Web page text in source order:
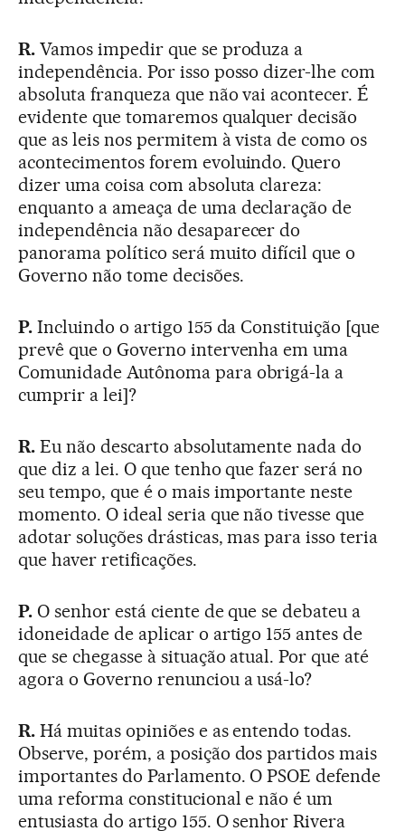
R.Vamos impedir que se produza a
independência. Por isso posso dizer-lhe com
absoluta franqueza que não vai acontecer. É
evidente que tomaremos qualquer decisão
que as leis nos permitem à vista de como os
acontecimentos forem evoluindo. Quero
dizer uma coisa com absoluta clareza:
enquanto a ameaça de uma declaração de
independência não desaparecer do
panorama político será muito difícil que o
Governo não tome decisões.
P.Incluindo o artigo 155 da Constituição [que
prevê que o Governo intervenha em uma
Comunidade Autônoma para obrigá-la a
cumprir a lei]?
R.Eu não descarto absolutamente nada do
que diz a lei. O que tenho que fazer será no
seu tempo, que é o mais importante neste
momento. O ideal seria que não tivesse que
adotar soluções drásticas, mas para isso teria
que haver retificações.
P.O senhor está ciente de que se debateu a
idoneidade de aplicar o artigo 155 antes de
que se chegasse à situação atual. Por que até
agora o Governo renunciou a usá-lo?
R.Há muitas opiniões e as entendo todas.
Observe, porém, a posição dos partidos mais
importantes do Parlamento. O PSOE defende
uma reforma constitucional e não é um
entusiasta do artigo 155. O senhor Rivera